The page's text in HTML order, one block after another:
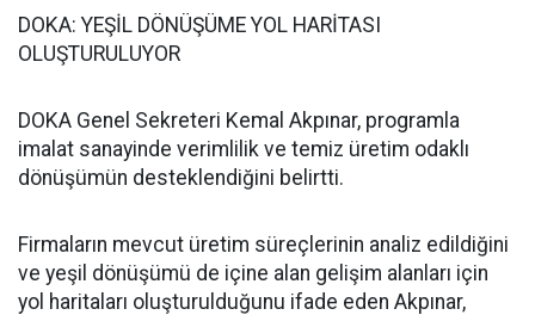
DOKA: YEŞİL DÖNÜŞÜME YOL HARİTASI
OLUŞTURULUYOR
DOKA Genel Sekreteri Kemal Akpınar, programla
imalat sanayinde verimlilik ve temiz üretim odaklı
dönüşümün desteklendiğini belirtti.
Firmaların mevcut üretim süreçlerinin analiz edildiğini
ve yeşil dönüşümü de içine alan gelişim alanları için
yol haritaları oluşturulduğunu ifade eden Akpınar,